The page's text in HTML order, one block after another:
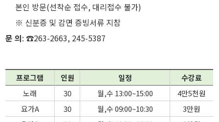
본인 방문(선착순 접수, 대리접수 불가)
※ 신분증 및 감면 증빙서류 지참
문 의: ☎263-2663, 245-5387
프로그램 인원 일정
수강료
노래
30 월,수 13:00~15:00
4만5천원
요가A
30 월,수 09:00~10:30
3만원